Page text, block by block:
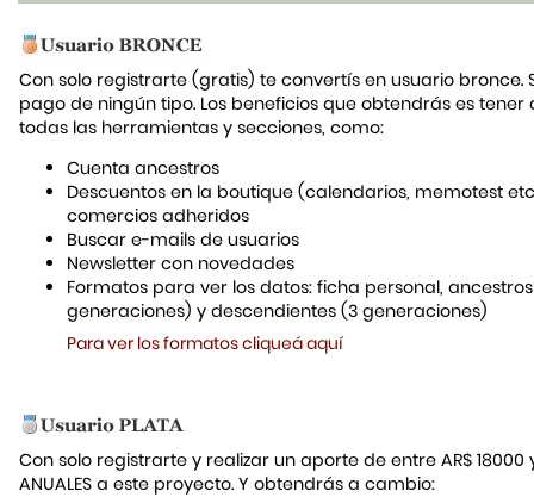
Con solo registrarte (gratis) te convertís en usuario bronce.
pago de ningún tipo. Los beneficios que obtendrás es tener
todas las herramientas y secciones, como:
Cuenta ancestros
Descuentos en la boutique (calendarios, memotest
comercios adheridos
Buscar e-mails de usuarios
Newsletter con novedades
Formatos para ver los datos: ficha personal,
generaciones) y descendientes (3 generaciones)
Para ver los formatos cliqueá aquí
Con solo registrarte y realizar un aporte de entre AR$ 18000
ANUALES a este proyecto. Y obtendrás a cambio: